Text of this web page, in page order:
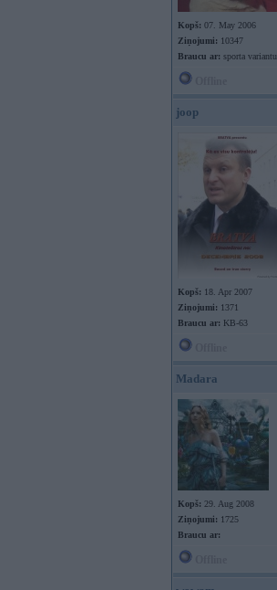
Kopš: 07. May 2006
Ziņojumi: 10347
Braucu ar: sporta variantu
joop
Kopš: 18. Apr 2007
Ziņojumi: 1371
Braucu ar: KB-63
Madara
Kopš: 29. Aug 2008
Ziņojumi: 1725
Braucu ar: